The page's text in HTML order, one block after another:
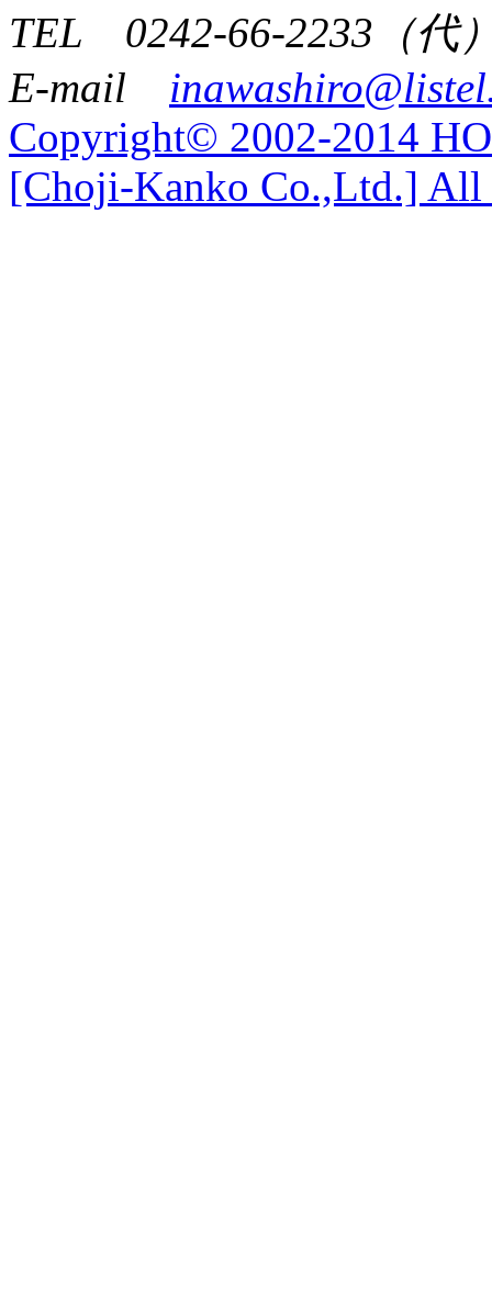
TEL 0242-66-2233
E-mail
Copyright© 2002-2014
[Choji-Kanko Co.,Ltd.] All